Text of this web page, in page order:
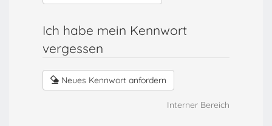
Ich habe mein Kennwort
vergessen
Neues Kennwort anfordern
Interner Bereich